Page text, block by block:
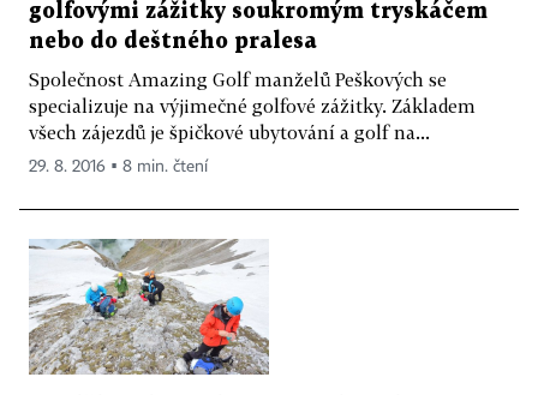
golfovými zážitky soukromým tryskáčem
nebo do deštného pralesa
Společnost Amazing Golf manželů Peškových se
specializuje na výjimečné golfové zážitky. Základem
všech zájezdů je špičkové ubytování a golf na...
29. 8. 2016 ▪ 8 min. čtení